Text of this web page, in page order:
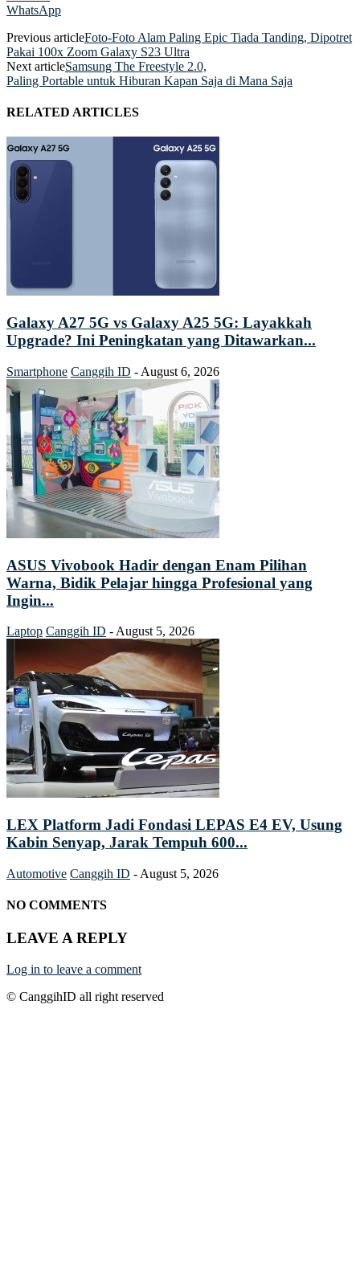
WhatsApp
Previous articleFoto-Foto Alam Paling Epic Tiada Tanding, Dipotret
Pakai 100x Zoom Galaxy S23 Ultra
Next articleSamsung The Freestyle 2.0,
Paling Portable untuk Hiburan Kapan Saja di Mana Saja
RELATED ARTICLES
Galaxy A27 5G vs Galaxy A25 5G: Layakkah
Upgrade? Ini Peningkatan yang Ditawarkan...
Smartphone Canggih ID - August 6, 2026
ASUS Vivobook Hadir dengan Enam Pilihan
Warna, Bidik Pelajar hingga Profesional yang
Ingin...
Laptop Canggih ID - August 5, 2026
LEX Platform Jadi Fondasi LEPAS E4 EV, Usung
Kabin Senyap, Jarak Tempuh 600...
Automotive Canggih ID - August 5, 2026
NO COMMENTS
LEAVE A REPLY
Log in to leave a comment
© CanggihID all right reserved